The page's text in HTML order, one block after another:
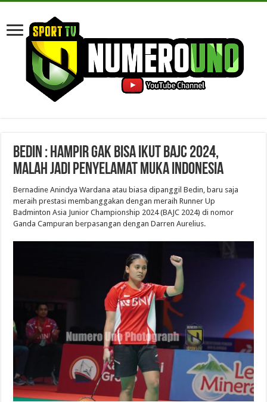
Bedin : Hampir gak Bisa Ikut BAJC 2024,
Malah Jadi Penyelamat Muka Indonesia
Bernadine Anindya Wardana atau biasa dipanggil Bedin, baru saja
meraih prestasi membanggakan dengan meraih Runner Up
Badminton Asia Junior Championship 2024 (BAJC 2024) di nomor
Ganda Campuran berpasangan dengan Darren Aurelius.